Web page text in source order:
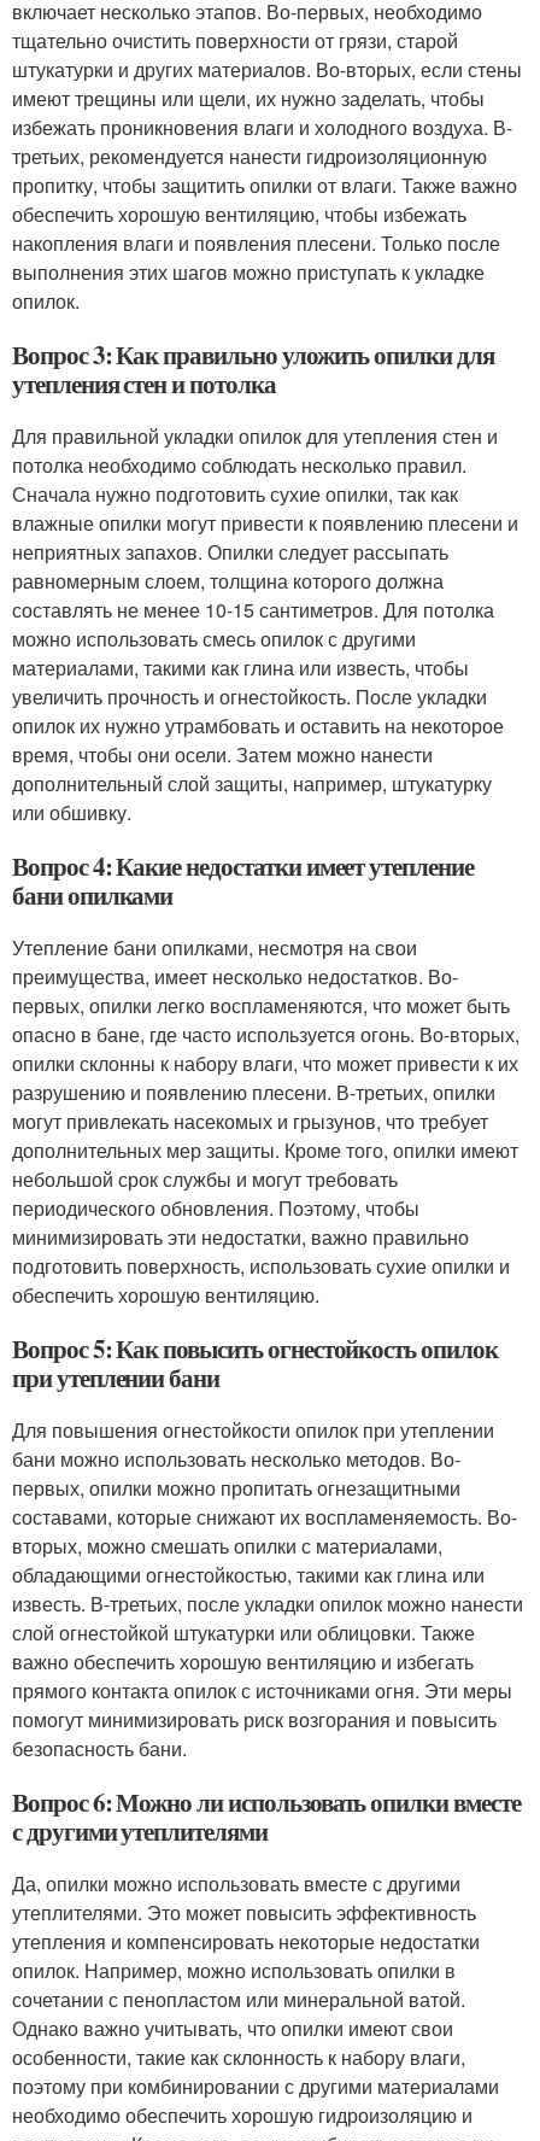
включает несколько этапов. Во-первых, необходимо
тщательно очистить поверхности от грязи, старой
штукатурки и других материалов. Во-вторых, если стены
имеют трещины или щели, их нужно заделать, чтобы
избежать проникновения влаги и холодного воздуха. В-
третьих, рекомендуется нанести гидроизоляционную
пропитку, чтобы защитить опилки от влаги. Также важно
обеспечить хорошую вентиляцию, чтобы избежать
накопления влаги и появления плесени. Только после
выполнения этих шагов можно приступать к укладке
опилок.
Вопрос 3: Как правильно уложить опилки для
утепления стен и потолка
Для правильной укладки опилок для утепления стен и
потолка необходимо соблюдать несколько правил.
Сначала нужно подготовить сухие опилки, так как
влажные опилки могут привести к появлению плесени и
неприятных запахов. Опилки следует рассыпать
равномерным слоем, толщина которого должна
составлять не менее 10-15 сантиметров. Для потолка
можно использовать смесь опилок с другими
материалами, такими как глина или известь, чтобы
увеличить прочность и огнестойкость. После укладки
опилок их нужно утрамбовать и оставить на некоторое
время, чтобы они осели. Затем можно нанести
дополнительный слой защиты, например, штукатурку
или обшивку.
Вопрос 4: Какие недостатки имеет утепление
бани опилками
Утепление бани опилками, несмотря на свои
преимущества, имеет несколько недостатков. Во-
первых, опилки легко воспламеняются, что может быть
опасно в бане, где часто используется огонь. Во-вторых,
опилки склонны к набору влаги, что может привести к их
разрушению и появлению плесени. В-третьих, опилки
могут привлекать насекомых и грызунов, что требует
дополнительных мер защиты. Кроме того, опилки имеют
небольшой срок службы и могут требовать
периодического обновления. Поэтому, чтобы
минимизировать эти недостатки, важно правильно
подготовить поверхность, использовать сухие опилки и
обеспечить хорошую вентиляцию.
Вопрос 5: Как повысить огнестойкость опилок
при утеплении бани
Для повышения огнестойкости опилок при утеплении
бани можно использовать несколько методов. Во-
первых, опилки можно пропитать огнезащитными
составами, которые снижают их воспламеняемость. Во-
вторых, можно смешать опилки с материалами,
обладающими огнестойкостью, такими как глина или
известь. В-третьих, после укладки опилок можно нанести
слой огнестойкой штукатурки или облицовки. Также
важно обеспечить хорошую вентиляцию и избегать
прямого контакта опилок с источниками огня. Эти меры
помогут минимизировать риск возгорания и повысить
безопасность бани.
Вопрос 6: Можно ли использовать опилки вместе
с другими утеплителями
Да, опилки можно использовать вместе с другими
утеплителями. Это может повысить эффективность
утепления и компенсировать некоторые недостатки
опилок. Например, можно использовать опилки в
сочетании с пенопластом или минеральной ватой.
Однако важно учитывать, что опилки имеют свои
особенности, такие как склонность к набору влаги,
поэтому при комбинировании с другими материалами
необходимо обеспечить хорошую гидроизоляцию и